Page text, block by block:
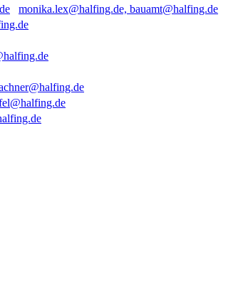
monika.lex@halfing.de, bauamt@halfing.de